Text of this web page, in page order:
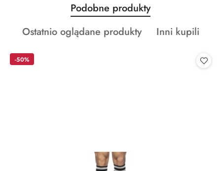
Pomiń karuzelę produktów
Produkty
o
statusie:
Podobne produkty
Produkty
statusie:
Ostatnio oglądane produkty
Produkty
Inni kupili
-50%